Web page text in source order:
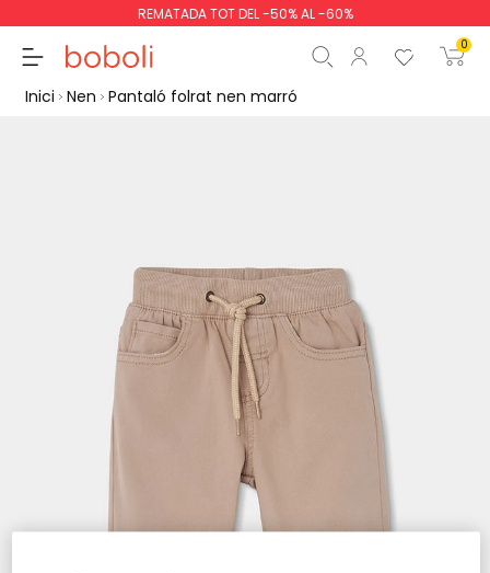
REMATADA TOT DEL -50% AL -60%
0
Continua Començar la
Inici Nen Pantaló folrat nen marró